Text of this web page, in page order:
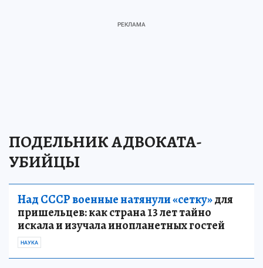
ПОДЕЛЬНИК АДВОКАТА-
УБИЙЦЫ
Над СССР военные натянули «сетку»для
пришельцев: как страна 13 лет тайно
искала и изучала инопланетных гостей
НАУКА